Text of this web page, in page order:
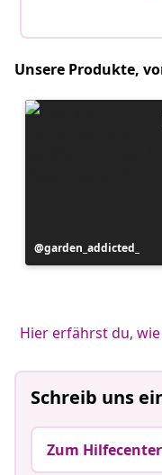
Unsere Produkte,
Beitrag
veröffentlicht
garden_addicted_
Hier erfährst du,
Schreib uns
Zum Hilfecenter